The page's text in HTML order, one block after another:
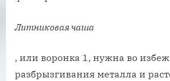
Литниковая чаша
, или воронка 1, нужна во
разбрызгивания металла и